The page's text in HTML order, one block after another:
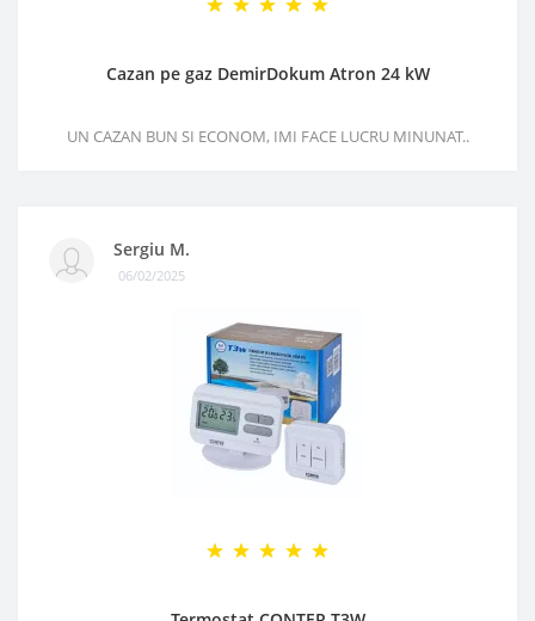
Cazan pe gaz DemirDokum Atron 24 kW
UN CAZAN BUN SI ECONOM, IMI FACE LUCRU MINUNAT..
Sergiu M.
06/02/2025